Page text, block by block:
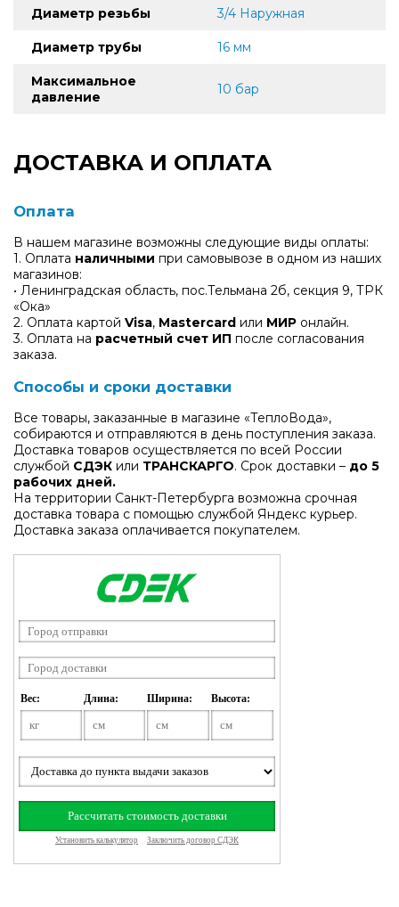
Диаметр резьбы 3/4 Наружная
Диаметр трубы 16 мм
Максимальное
давление
10 бар
ДОСТАВКА И ОПЛАТА
Оплата
В нашем магазине возможны следующие виды оплаты:
1. Оплата наличными при самовывозе в одном из наших
магазинов:
• Ленинградская область, пос.Тельмана 2б, секция 9, ТРК
«Ока»
2. Оплата картой Visa, Mastercard или МИР онлайн.
3. Оплата на расчетный счет ИП после согласования
заказа.
Способы и сроки доставки
Все товары, заказанные в магазине «ТеплоВода»,
собираются и отправляются в день поступления заказа.
Доставка товаров осуществляется по всей России
службой СДЭК или ТРАНСКАРГО. Срок доставки – до 5
рабочих дней.
На территории Санкт-Петербурга возможна срочная
доставка товара с помощью службой Яндекс курьер.
Доставка заказа оплачивается покупателем.